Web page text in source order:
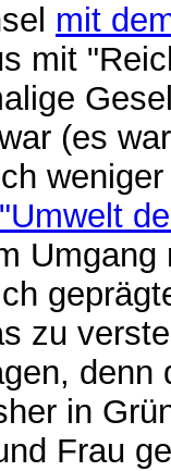
mit
mit
(es
"Umwelt
zu
in
Frau